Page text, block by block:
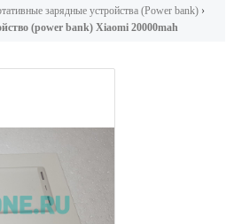
зарядные устройства (Power bank) ›
(power bank) Xiaomi 20000mah